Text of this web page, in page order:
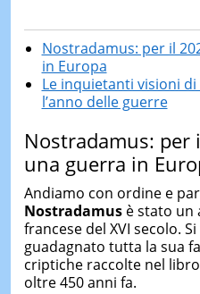
Nostradamus: per il
in Europa
Le inquietanti visioni di
l’anno delle guerre
Nostradamus: per
una guerra in
Andiamo con ordine e
Nostradamusè stato un
francese del XVI secolo.
guadagnato tutta la sua
criptiche raccolte nel libro
oltre 450 anni fa.